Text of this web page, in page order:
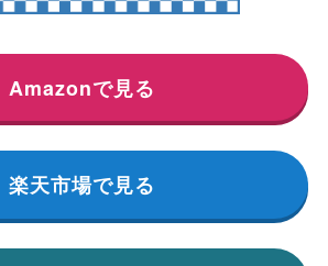
Amazonで見る
楽天市場で見る